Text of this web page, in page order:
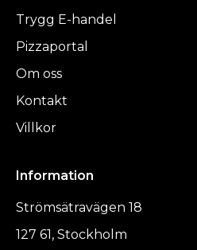
Trygg E-handel
Pizzaportal
Om oss
Kontakt
Villkor
Information
Strömsätravägen 18
127 61, Stockholm